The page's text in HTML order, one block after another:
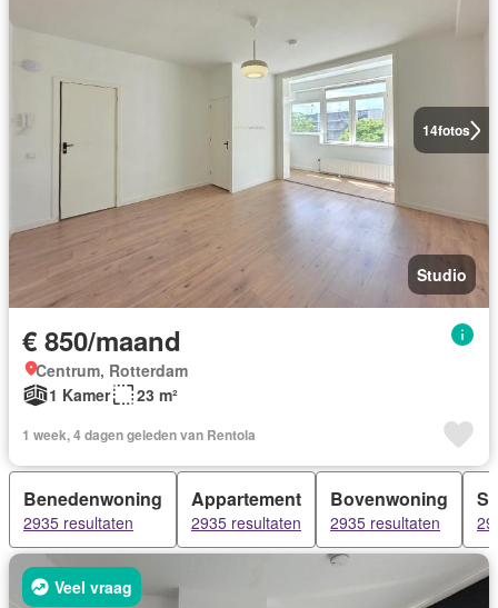
14fotos
Studio
€ 850/maand
Centrum, Rotterdam
1 Kamer
23 m²
1 week, 4 dagen geleden van Rentola
Benedenwoning
2935 resultaten
Appartement
2935 resultaten
Bovenwoning
2935 resultaten
Veel vraag